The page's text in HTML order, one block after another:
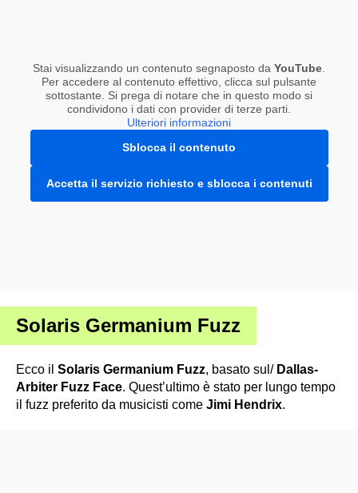
Stai visualizzando un contenuto segnaposto da YouTube
Per accedere al contenuto effettivo, clicca sul pulsante
sottostante. Si prega di notare che in questo modo si
condividono i dati con provider di terze parti.
Ulteriori informazioni
Sblocca il contenuto
Accetta il servizio richiesto e sblocca i contenuti
Solaris Germanium Fuzz
Ecco il Solaris Germanium Fuzz, basato sul/ Dallas-
Arbiter Fuzz Face. Quest’ultimo è stato per lungo tempo
il fuzz preferito da musicisti come Jimi Hendrix.